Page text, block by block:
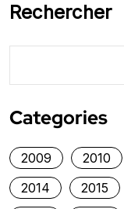
Rechercher
Categories
2009 2010
2014
2015